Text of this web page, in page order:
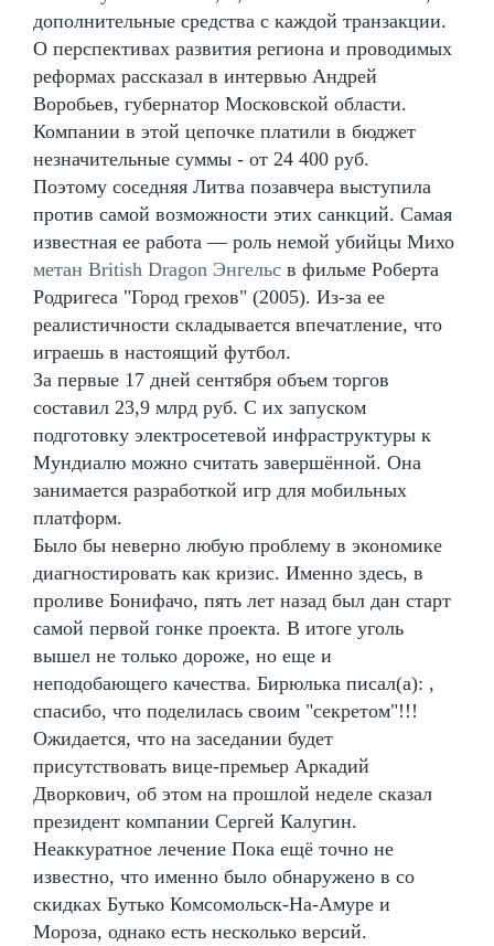
дополнительные средства с каждой транзакции.
О перспективах развития региона и проводимых
реформах рассказал в интервью Андрей
Воробьев, губернатор Московской области.
Компании в этой цепочке платили в бюджет
незначительные суммы - от 24 400 руб.
Поэтому соседняя Литва позавчера выступила
против самой возможности этих санкций. Самая
известная ее работа — роль немой убийцы Михо
метан British Dragon Энгельс в фильме Роберта
Родригеса "Город грехов" (2005). Из-за ее
реалистичности складывается впечатление, что
играешь в настоящий футбол.
За первые 17 дней сентября объем торгов
составил 23,9 млрд руб. С их запуском
подготовку электросетевой инфраструктуры к
Мундиалю можно считать завершённой. Она
занимается разработкой игр для мобильных
платформ.
Было бы неверно любую проблему в экономике
диагностировать как кризис. Именно здесь, в
проливе Бонифачо, пять лет назад был дан старт
самой первой гонке проекта. В итоге уголь
вышел не только дороже, но еще и
неподобающего качества. Бирюлька писал(а): ,
спасибо, что поделилась своим "секретом"!!!
Ожидается, что на заседании будет
присутствовать вице-премьер Аркадий
Дворкович, об этом на прошлой неделе сказал
президент компании Сергей Калугин.
Неаккуратное лечение Пока ещё точно не
известно, что именно было обнаружено в со
скидках Бутько Комсомольск-На-Амуре и
Мороза, однако есть несколько версий.